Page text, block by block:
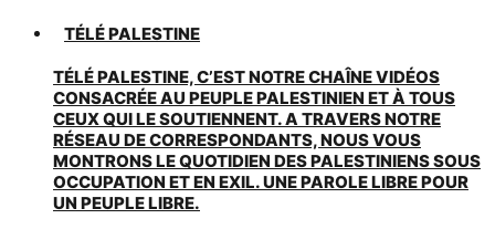
TÉLÉ PALESTINE
TÉLÉ PALESTINE, C’EST NOTRE CHAÎNE VIDÉOS
CONSACRÉE AU PEUPLE PALESTINIEN ET À TOUS
CEUX QUI LE SOUTIENNENT. A TRAVERS NOTRE
RÉSEAU DE CORRESPONDANTS, NOUS VOUS
MONTRONS LE QUOTIDIEN DES PALESTINIENS SOUS
OCCUPATION ET EN EXIL. UNE PAROLE LIBRE POUR
UN PEUPLE LIBRE.